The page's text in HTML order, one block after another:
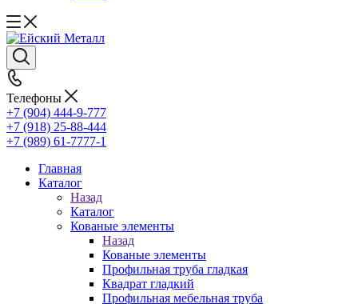
Телефоны
+7 (904) 444-9-777
+7 (918) 25-88-444
+7 (989) 61-7777-1
Главная
Каталог
Назад
Каталог
Кованые элементы
Назад
Кованые элементы
Профильная труба гладкая
Квадрат гладкий
Профильная мебельная труба